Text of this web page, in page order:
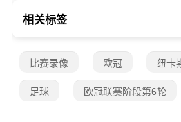
相关标签
比赛录像 欧冠 纽卡
足球 欧冠联赛阶段第6轮